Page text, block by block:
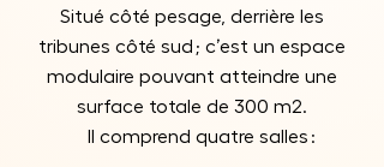
Situé côté pesage, derrière les
tribunes côté sud ; c’est un espace
modulaire pouvant atteindre une
surface totale de 300 m2.
Il comprend quatre salles :